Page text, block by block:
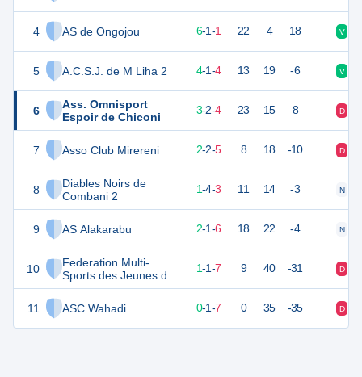
4 AS de Ongojou
5 A.C.S.J. de M Liha 2
6
Ass. Omnisport
Espoir de Chiconi
7 Asso Club Mirereni
8
Diables Noirs de
Combani 2
9 AS Alakarabu
10
Federation Multi-
Sports des Jeunes de
Vahibe 2
11
ASC Wahadi
6-1-1 22 4 18 V
13 4-1-4 13 19 -6 V
11 3-2-4 23 15 8 D
8 2-2-5 8 18 -10 D
7 1-4-3 11 14 -3 N
2-1-6 18 22 -4 N
4 1-1-7 9 40 -31 D
0-1-7 0 35 -35 D